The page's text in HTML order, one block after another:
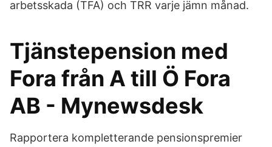
arbetsskada (TFA) och TRR varje jämn månad.
Tjänstepension med
Fora från A till Ö Fora
AB - Mynewsdesk
Rapportera kompletterande pensionspremier